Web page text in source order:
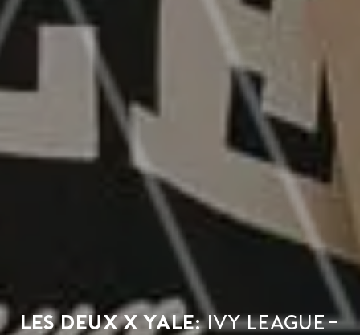
Les Deux x Yale:Ivy League-